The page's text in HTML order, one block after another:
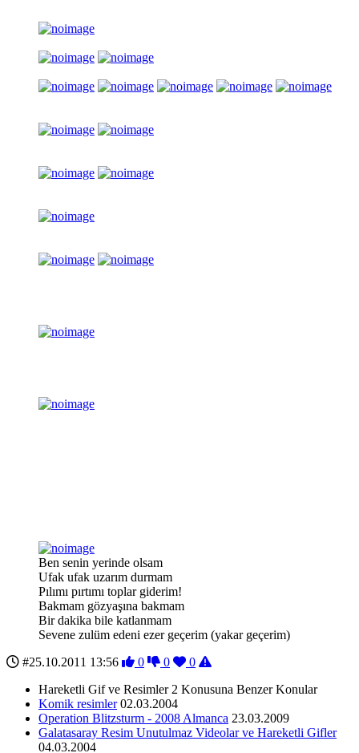
Ben senin yerinde olsam
Ufak ufak uzarım durmam
Pılımı pırtımı toplar giderim!
Bakmam gözyaşına bakmam
Bir dakika bile katlanmam
Sevene zulüm edeni ezer geçerim (yakar geçerim)
#25.10.2011 13:56
0 0
0
Hareketli Gif ve Resimler 2 Konusuna Benzer Konular
Komik resimler 02.03.2004
Operation Blitzsturm - 2008 Almanca 23.03.2009
Galatasaray Resim Unutulmaz Videolar ve Hareketli Gifler
04.03.2004